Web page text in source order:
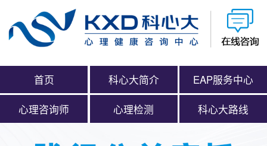
首页 科心大简介 EAP服务中心
心理咨询师 心理检测 科心大路线